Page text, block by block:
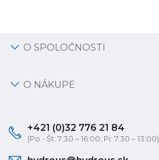
O SPOLOČNOSTI
O NÁKUPE
+421 (0)32 776 21 84
(Po - Št: 7:30 – 16:00, Pi: 7:30 – 13:00)